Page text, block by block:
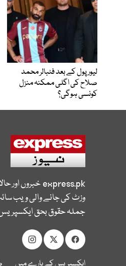
لیور پول کے بعد فٹبالر محمد
صلاح کی اگلی ممکنہ منزل
کونسی ہوگی؟
express.pkخبروں اور
وزٹ کی جانے والی ویب
جملہ حقوق بحق